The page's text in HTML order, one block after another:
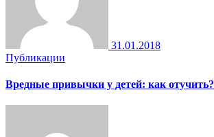
31.01.2018
Публикации
Вредные привычки у детей: как отучить?